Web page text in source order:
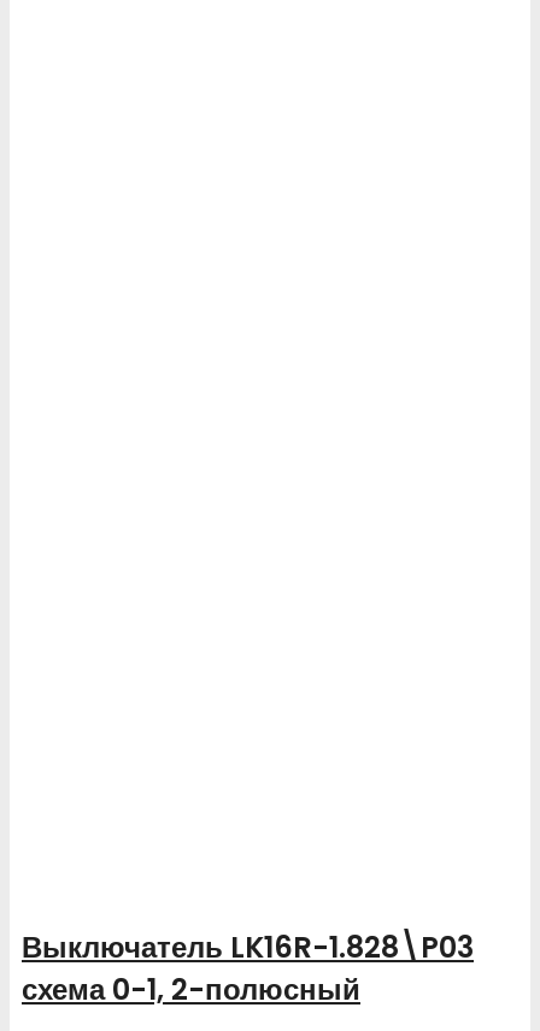
Выключатель LK16R-1.828\P03
схема 0-1, 2-полюсный